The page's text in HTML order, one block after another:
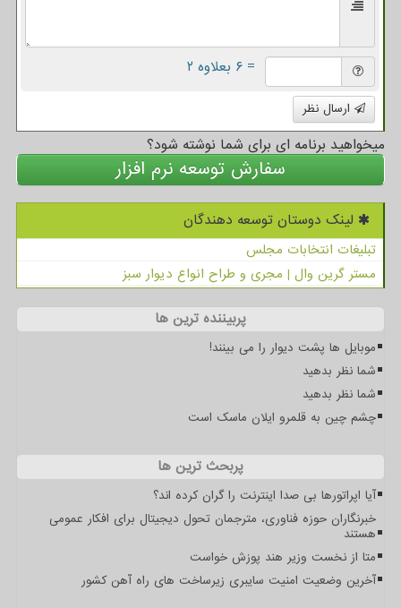
= ۶ بعلاوه ۲
ارسال نظر
میخواهید برنامه ای برای شما نوشته شود؟
سفارش توسعه نرم افزار
لینک دوستان توسعه دهندگان
تبلیغات انتخابات مجلس
مستر گرین وال | مجری و طراح انواع دیوار سبز
پربیننده ترین ها
موبایل ها پشت دیوار را می بینند!
شما نظر بدهید
شما نظر بدهید
چشم چین به قلمرو ایلان ماسک است
پربحث ترین ها
آیا اپراتورها بی صدا اینترنت را گران کرده اند؟
خبرنگاران حوزه فناوری، مترجمان تحول دیجیتال برای افکار عمومی
هستند
متا از نخست وزیر هند پوزش خواست
آخرین وضعیت امنیت سایبری زیرساخت های راه آهن کشور